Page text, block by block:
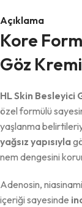
Açıklama
Kore
Göz Kremi
HL Skin Besleyici
özel formülü
yaşlanma
yağsız yapısıyla
nem dengesini
Adenosin,
içeriği sayesinde